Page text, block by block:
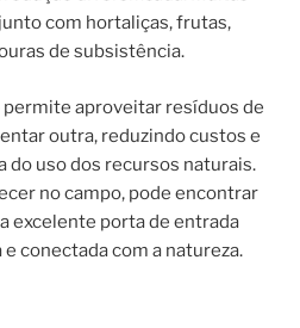
com hortaliças, frutas,
de subsistência.
aproveitar resíduos de
outra, reduzindo custos e
do uso dos recursos naturais.
no campo, pode encontrar
excelente porta de entrada
conectada com a natureza.